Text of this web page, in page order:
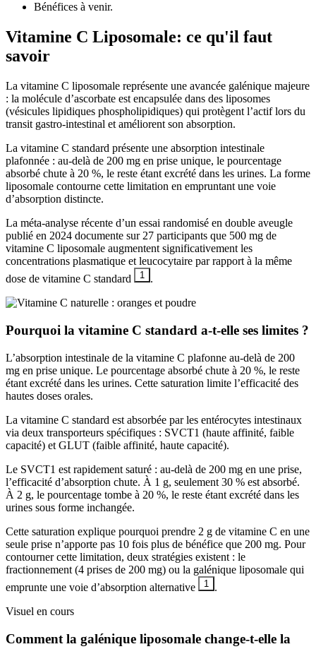
Bénéfices à venir.
Vitamine C Liposomale: ce qu'il faut
savoir
La vitamine C liposomale représente une avancée galénique majeure
: la molécule d’ascorbate est encapsulée dans des liposomes
(vésicules lipidiques phospholipidiques) qui protègent l’actif lors du
transit gastro-intestinal et améliorent son absorption.
La vitamine C standard présente une absorption intestinale
plafonnée : au-delà de 200 mg en prise unique, le pourcentage
absorbé chute à 20 %, le reste étant excrété dans les urines. La forme
liposomale contourne cette limitation en empruntant une voie
d’absorption distincte.
La méta-analyse récente d’un essai randomisé en double aveugle
publié en 2024 documente sur 27 participants que 500 mg de
vitamine C liposomale augmentent significativement les
concentrations plasmatique et leucocytaire par rapport à la même
dose de vitamine C standard
1 .
Pourquoi la vitamine C standard a-t-elle ses limites ?
L’absorption intestinale de la vitamine C plafonne au-delà de 200
mg en prise unique. Le pourcentage absorbé chute à 20 %, le reste
étant excrété dans les urines. Cette saturation limite l’efficacité des
hautes doses orales.
La vitamine C standard est absorbée par les entérocytes intestinaux
via deux transporteurs spécifiques : SVCT1 (haute affinité, faible
capacité) et GLUT (faible affinité, haute capacité).
Le SVCT1 est rapidement saturé : au-delà de 200 mg en une prise,
l’efficacité d’absorption chute. À 1 g, seulement 30 % est absorbé.
À 2 g, le pourcentage tombe à 20 %, le reste étant excrété dans les
urines sous forme inchangée.
Cette saturation explique pourquoi prendre 2 g de vitamine C en une
seule prise n’apporte pas 10 fois plus de bénéfice que 200 mg. Pour
contourner cette limitation, deux stratégies existent : le
fractionnement (4 prises de 200 mg) ou la galénique liposomale qui
emprunte une voie d’absorption alternative
1
.
Visuel en cours
Comment la galénique liposomale change-t-elle la